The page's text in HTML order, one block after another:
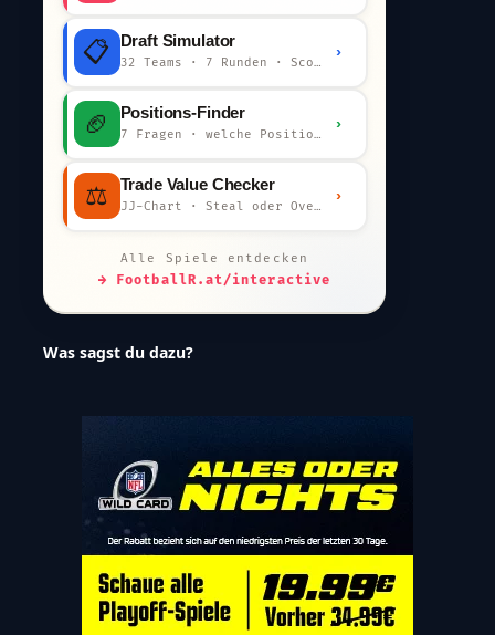
📋 Draft Simulator
32 Teams · 7 Runden · Scout-Kommentar
›
🏈 Positions-Finder
7 Fragen · welche Position bist du?
›
⚖️ Trade Value Checker
JJ-Chart · Steal oder Overpay?
›
Alle Spiele entdecken
→ FootballR.at/interactive
Was sagst du dazu?